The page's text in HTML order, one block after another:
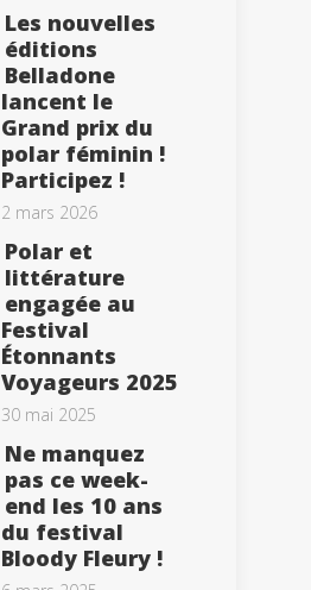
Les nouvelles
éditions
Belladone
lancent le
Grand prix du
polar féminin !
Participez !
2 mars 2026
Polar et
littérature
engagée au
Festival
Étonnants
Voyageurs 2025
30 mai 2025
Ne manquez
pas ce week-
end les 10 ans
du festival
Bloody Fleury !